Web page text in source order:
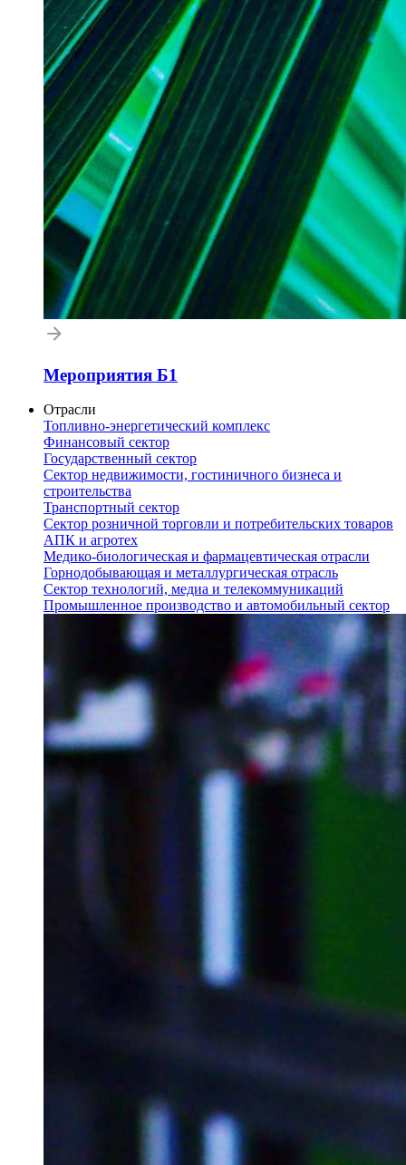
Мероприятия Б1
Отрасли
Топливно-энергетический комплекс
Финансовый сектор
Государственный сектор
Сектор недвижимости, гостиничного бизнеса и
строительства
Транспортный сектор
Сектор розничной торговли и потребительских товаров
АПК и агротех
Медико-биологическая и фармацевтическая отрасли
Горнодобывающая и металлургическая отрасль
Сектор технологий, медиа и телекоммуникаций
Промышленное производство и автомобильный сектор